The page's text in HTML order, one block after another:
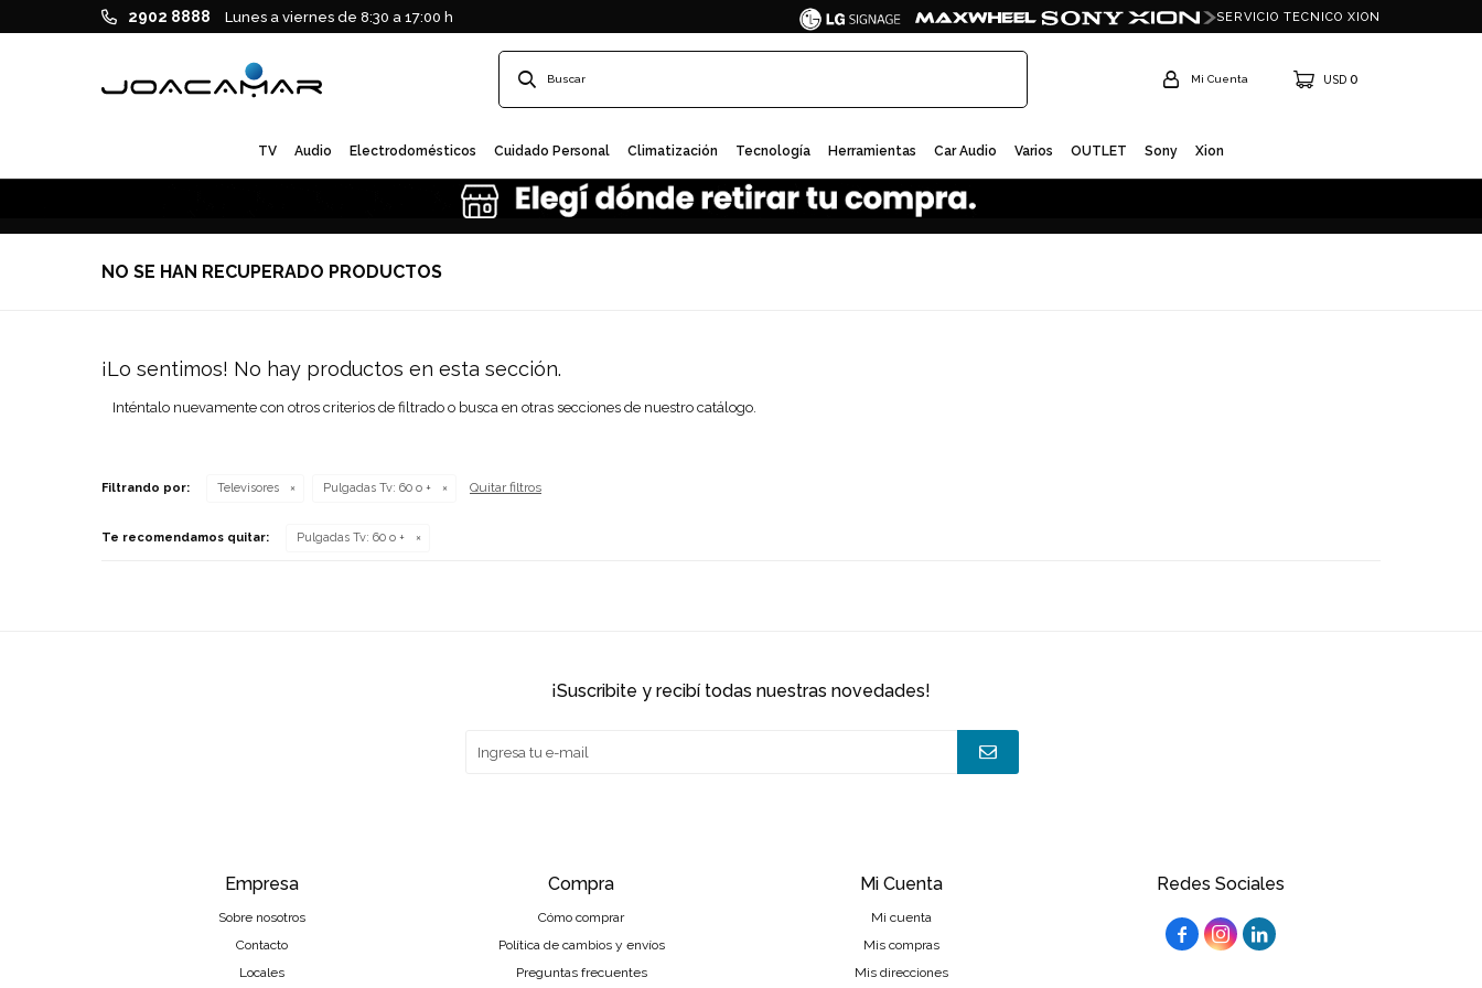
TV Audio Electrodomésticos Cuidado Personal Climatización Tecnología Herramientas Car Audio Varios OUTLET Sony Xion
USD 0
2902 8888 Lunes a viernes de 8:30 a 17:00 h SERVICIO TECNICO XION
NO SE HAN RECUPERADO PRODUCTOS
¡Lo sentimos! No hay productos en esta sección.
Inténtalo nuevamente con otros criterios de filtrado o busca en otras secciones de nuestro catálogo.
Filtrando por: Televisores Pulgadas Tv: 60 o + Quitar filtros
Te recomendamos quitar: Pulgadas Tv: 60 o +
Redes Sociales
  
Empresa
Sobre nosotros
Contacto
Locales
Compra
Cómo comprar
Política de cambios y envíos
Preguntas frecuentes
Mi Cuenta
Mi cuenta
Mis compras
Mis direcciones
¡suscribite y recibí todas nuestras novedades!